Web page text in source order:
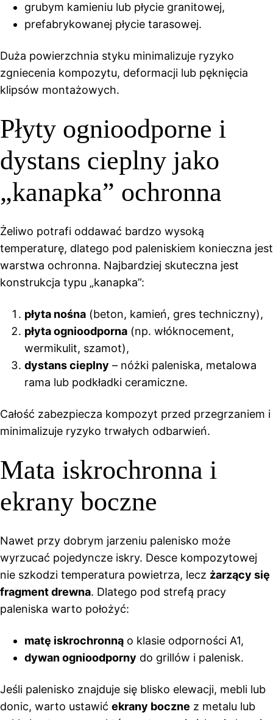
grubym kamieniu lub płycie granitowej,
prefabrykowanej płycie tarasowej.
Duża powierzchnia styku minimalizuje ryzyko
zgniecenia kompozytu, deformacji lub pęknięcia
klipsów montażowych.
Płyty ognioodporne i
dystans cieplny jako
„kanapka” ochronna
Żeliwo potrafi oddawać bardzo wysoką
temperaturę, dlatego pod paleniskiem konieczna jest
warstwa ochronna. Najbardziej skuteczna jest
konstrukcja typu „kanapka”:
płyta nośna (beton, kamień, gres techniczny),
płyta ognioodporna (np. włóknocement,
wermikulit, szamot),
dystans cieplny – nóżki paleniska, metalowa
rama lub podkładki ceramiczne.
Całość zabezpiecza kompozyt przed przegrzaniem i
minimalizuje ryzyko trwałych odbarwień.
Mata iskrochronna i
ekrany boczne
Nawet przy dobrym jarzeniu palenisko może
wyrzucać pojedyncze iskry. Desce kompozytowej
nie szkodzi temperatura powietrza, lecz żarzący się
fragment drewna. Dlatego pod strefą pracy
paleniska warto położyć:
matę iskrochronną o klasie odporności A1,
dywan ognioodporny do grillów i palenisk.
Jeśli palenisko znajduje się blisko elewacji, mebli lub
donic, warto ustawić ekrany boczne z metalu lub